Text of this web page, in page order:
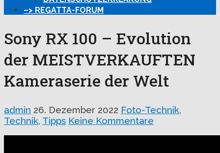
–> REGATTA-FORUM
Sony RX 100 – Evolution
der MEISTVERKAUFTEN
Kameraserie der Welt
admin 26. Dezember 2022 Foto-Technik,
Technik, Tipps Keine Kommentare